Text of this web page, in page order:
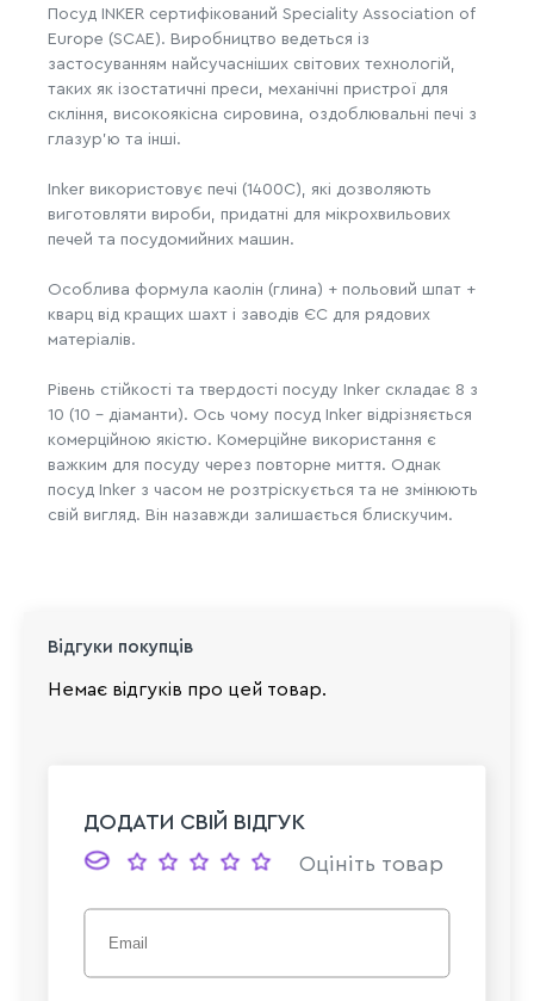
Посуд INKER сертифікований Speciality Association of
Europe (SCAE). Виробництво ведеться із
застосуванням найсучасніших світових технологій,
таких як ізостатичні преси, механічні пристрої для
скління, високоякісна сировина, оздоблювальні печі з
глазур'ю та інші.
Inker використовує печі (1400C), які дозволяють
виготовляти вироби, придатні для мікрохвильових
печей та посудомийних машин.
Особлива формула каолін (глина) + польовий шпат +
кварц від кращих шахт і заводів ЄС для рядових
матеріалів.
Рівень стійкості та твердості посуду Inker складає 8 з
10 (10 - діаманти). Ось чому посуд Inker відрізняється
комерційною якістю. Комерційне використання є
важким для посуду через повторне миття. Однак
посуд Inker з часом не розтріскується та не змінюють
свій вигляд. Він назавжди залишається блискучим.
Відгуки покупців
Немає відгуків про цей товар.
ДОДАТИ СВІЙ ВІДГУК
Оцініть товар